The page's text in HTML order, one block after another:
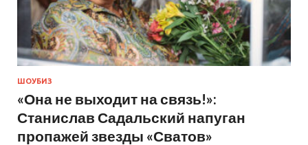
ШОУБИЗ
«Она не выходит на связь!»:
Станислав Садальский напуган
пропажей звезды «Сватов»